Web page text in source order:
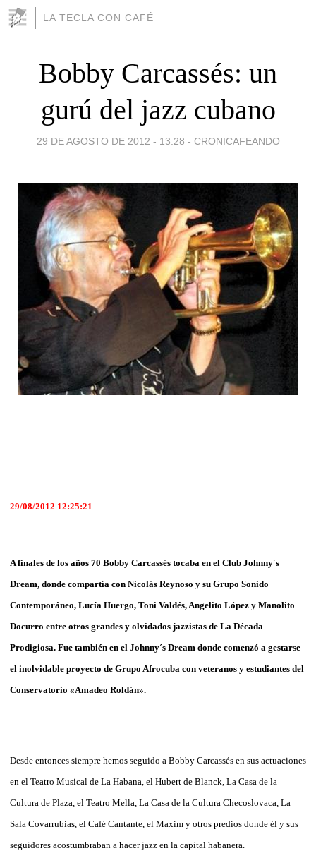
LA TECLA CON CAFÉ
Bobby Carcassés: un
gurú del jazz cubano
29 DE AGOSTO DE 2012 - 13:28 - CRONICAFEANDO
29/08/2012 12:25:21
A finales de los años 70 Bobby Carcassés tocaba en el Club Johnny´s
Dream, donde compartía con Nicolás Reynoso y su Grupo Sonido
Contemporáneo, Lucía Huergo, Toni Valdés, Angelito López y Manolito
Docurro entre otros grandes y olvidados jazzistas de La Década
Prodigiosa. Fue también en el Johnny´s Dream donde comenzó a gestarse
el inolvidable proyecto de Grupo Afrocuba con veteranos y estudiantes del
Conservatorio «Amadeo Roldán».
Desde entonces siempre hemos seguido a Bobby Carcassés en sus actuaciones
en el Teatro Musical de La Habana, el Hubert de Blanck, La Casa de la
Cultura de Plaza, el Teatro Mella, La Casa de la Cultura Checoslovaca, La
Sala Covarrubias, el Café Cantante, el Maxim y otros predios donde él y sus
seguidores acostumbraban a hacer jazz en la capital habanera.